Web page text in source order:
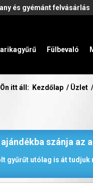
és gyémánt felvásárlás
Fülbevaló
Ön itt áll: Kezdőlap / Üzlet /
ajándékba szánja az
gyűrűt utólag is át